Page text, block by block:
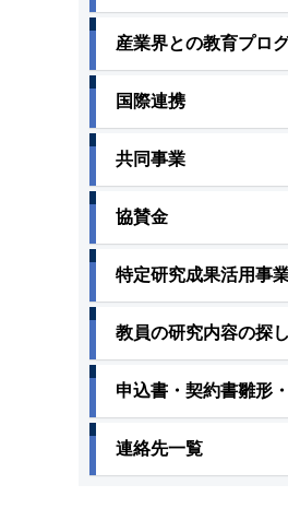
産業界との教育プロ
国際連携
共同事業
協賛金
特定研究成果活用事
教員の研究内容の探
申込書・契約書雛形
連絡先一覧